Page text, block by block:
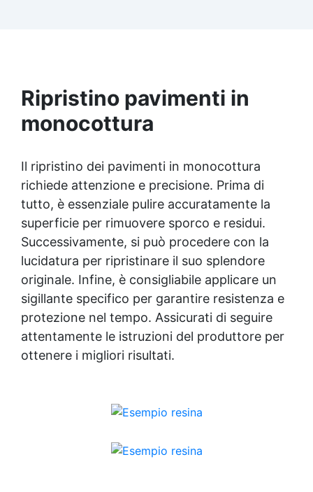
Ripristino pavimenti in
monocottura
Il ripristino dei pavimenti in monocottura
richiede attenzione e precisione. Prima di
tutto, è essenziale pulire accuratamente la
superficie per rimuovere sporco e residui.
Successivamente, si può procedere con la
lucidatura per ripristinare il suo splendore
originale. Infine, è consigliabile applicare un
sigillante specifico per garantire resistenza e
protezione nel tempo. Assicurati di seguire
attentamente le istruzioni del produttore per
ottenere i migliori risultati.